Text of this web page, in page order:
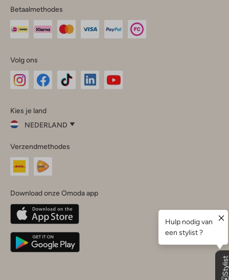
Betaalmethodes
Volg ons
InstagramFacebook
Kies je land
NEDERLAND
je
land
Nederland
Belgique(Français)
Deutschland
Verzendmethodes
Download onze Omoda app